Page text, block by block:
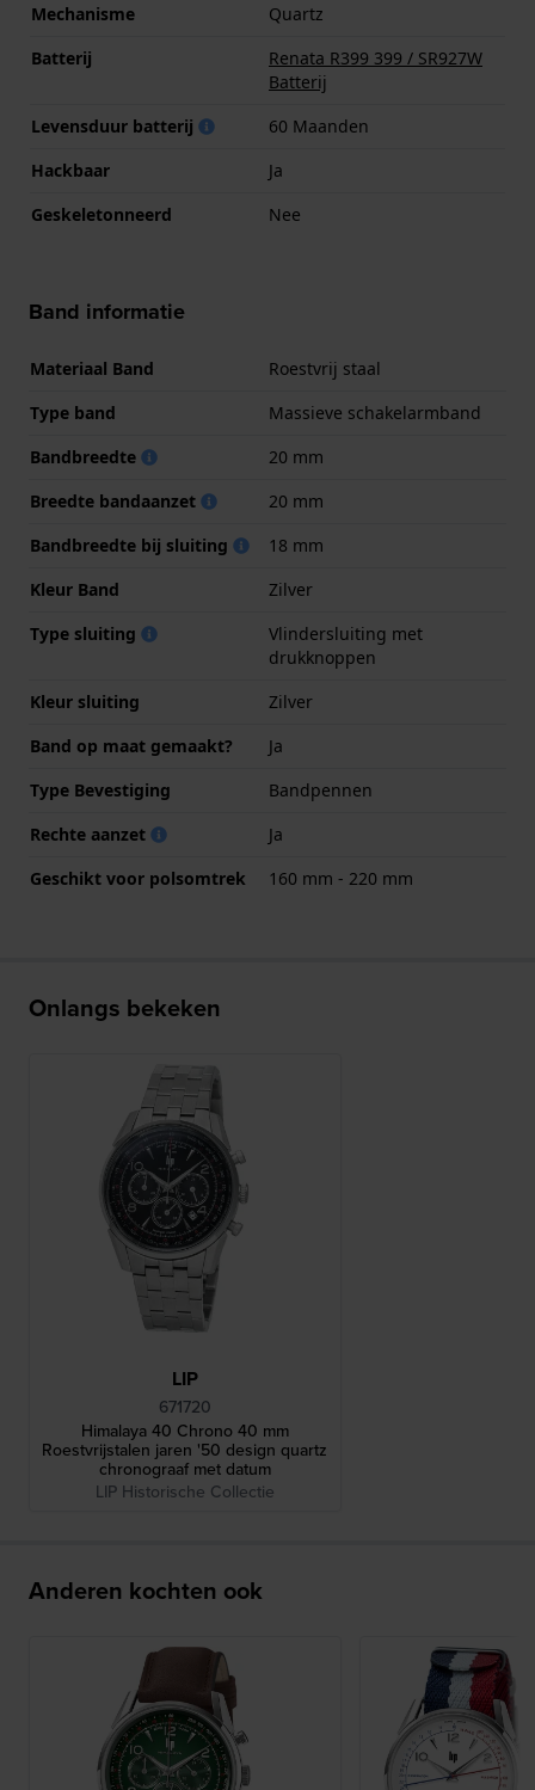
Mechanisme
Quartz
Batterij
Renata R399 399 / SR927W
Batterij
Levensduur batterij
60 Maanden
Hackbaar
Ja
Geskeletonneerd
Nee
Band informatie
Materiaal Band
Roestvrij staal
Type band
Massieve schakelarmband
Bandbreedte
20 mm
Breedte bandaanzet
20 mm
Bandbreedte bij sluiting
18 mm
Kleur Band
Zilver
Type sluiting
Vlindersluiting met
drukknoppen
Kleur sluiting
Zilver
Band op maat gemaakt?
Ja
Type Bevestiging
Bandpennen
Rechte aanzet
Ja
Geschikt voor polsomtrek
160 mm - 220 mm
Onlangs bekeken
LIP
671720
Himalaya 40 Chrono 40 mm
Roestvrijstalen jaren '50 design quartz
chronograaf met datum
LIP Historische Collectie
Anderen kochten ook